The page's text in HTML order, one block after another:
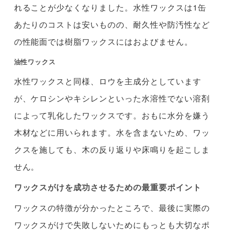
れることが少なくなりました。水性ワックスは1缶
あたりのコストは安いものの、耐久性や防汚性など
の性能面では樹脂ワックスにはおよびません。
油性ワックス
水性ワックスと同様、ロウを主成分としています
が、ケロシンやキシレンといった水溶性でない溶剤
によって乳化したワックスです。おもに水分を嫌う
木材などに用いられます。水を含まないため、ワッ
クスを施しても、木の反り返りや床鳴りを起こしま
せん。
ワックスがけを成功させるための最重要ポイント
ワックスの特徴が分かったところで、最後に実際の
ワックスがけで失敗しないためにもっとも大切なポ